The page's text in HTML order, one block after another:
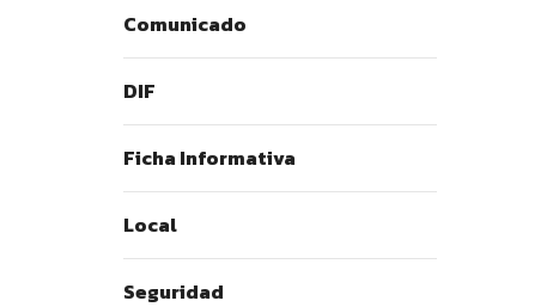
Comunicado
DIF
Ficha Informativa
Local
Seguridad